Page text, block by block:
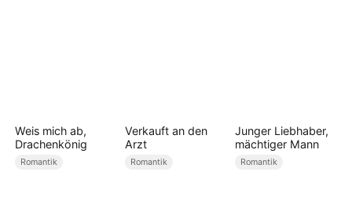
Weis mich ab,
Drachenkönig
Romantik
Verkauft an den
Arzt
Romantik
Junger Liebhaber,
mächtiger Mann
Romantik